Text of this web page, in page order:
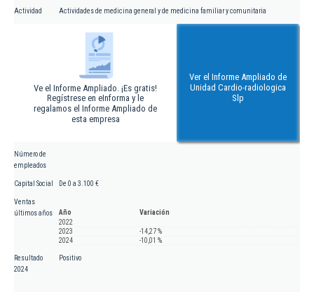
Actividad Actividades de medicina general y de medicina familiar y comunitaria
Ve el Informe Ampliado. ¡Es gratis!
Regístrese en eInforma y le
regalamos el Informe Ampliado de
esta empresa
Ver el Informe Ampliado de
Unidad Cardio-radiologica
Slp
Número de
empleados
Capital Social De 0 a 3.100 €
Ventas
últimos años
Año
Variación
2022
2023
-14,27 %
2024
-10,01 %
Resultado
2024
Positivo